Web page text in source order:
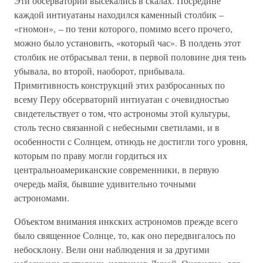
каждой интиуатаны находился каменный столбик –
«гномон», – по тени которого, помимо всего прочего,
можно было установить, «который час». В полдень этот
столбик не отбрасывал тени, в первой половине дня тень
убывала, во второй, наоборот, прибывала.
Примитивность конструкций этих разбросанных по
всему Перу обсерваторий интиуатан с очевидностью
свидетельствует о том, что астрономы этой культуры,
столь тесно связанной с небесными светилами, и в
особенности с Солнцем, отнюдь не достигли того уровня,
которым по праву могли гордиться их
центральноамериканские современники, в первую
очередь майя, бывшие удивительно точными
астрономами.
Объектом внимания инкских астрономов прежде всего
было священное Солнце, то, как оно передвигалось по
небосклону. Вели они наблюдения и за другими